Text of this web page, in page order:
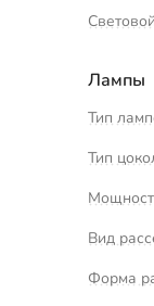
Лампы
Тип
Тип
Вид
Форма